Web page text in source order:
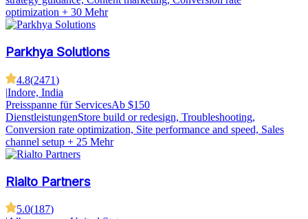
optimization + 30 Mehr
Parkhya Solutions
4.8(2471)
|Indore, India
Preisspanne für ServicesAb $150
DienstleistungenStore build or redesign, Troubleshooting,
Conversion rate optimization, Site performance and speed, Sales
channel setup + 25 Mehr
Rialto Partners
5.0(187)